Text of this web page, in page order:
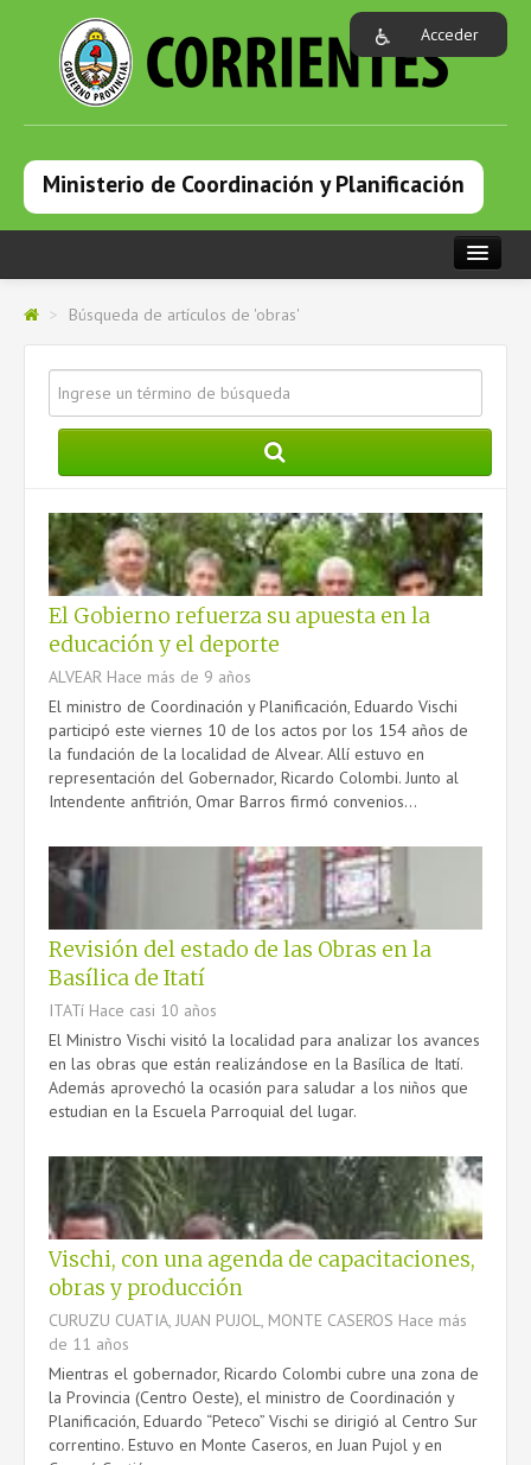
Acceder
Ministerio de Coordinación y Planificación
DEPENDENCIAS
PROGRAMAS
NOTICIAS
CAPACITACIONES
CONTACTO
> Búsqueda de artículos de 'obras'
El Gobierno refuerza su apuesta en la
educación y el deporte
ALVEAR Hace más de 9 años
El ministro de Coordinación y Planificación, Eduardo Vischi
participó este viernes 10 de los actos por los 154 años de
la fundación de la localidad de Alvear. Allí estuvo en
representación del Gobernador, Ricardo Colombi. Junto al
Intendente anfitrión, Omar Barros firmó convenios...
Revisión del estado de las Obras en la
Basílica de Itatí
ITATí Hace casi 10 años
El Ministro Vischi visitó la localidad para analizar los avances
en las obras que están realizándose en la Basílica de Itatí.
Además aprovechó la ocasión para saludar a los niños que
estudian en la Escuela Parroquial del lugar.
Vischi, con una agenda de capacitaciones,
obras y producción
CURUZU CUATIA, JUAN PUJOL, MONTE CASEROS Hace más
de 11 años
Mientras el gobernador, Ricardo Colombi cubre una zona de
la Provincia (Centro Oeste), el ministro de Coordinación y
Planificación, Eduardo “Peteco” Vischi se dirigió al Centro Sur
correntino. Estuvo en Monte Caseros, en Juan Pujol y en